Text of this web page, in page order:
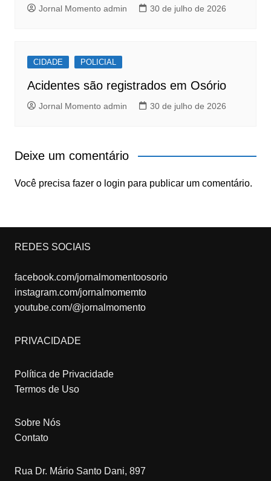
Jornal Momento admin 30 de julho de 2026
CIDADE POLICIAL
Acidentes são registrados em Osório
Jornal Momento admin 30 de julho de 2026
Deixe um comentário
Você precisa fazer o login para publicar um comentário.
REDES SOCIAIS
facebook.com/jornalmomentoosorio
instagram.com/jornalmomemto
youtube.com/@jornalmomento
PRIVACIDADE
Política de Privacidade
Termos de Uso
Sobre Nós
Contato
Rua Dr. Mário Santo Dani, 897